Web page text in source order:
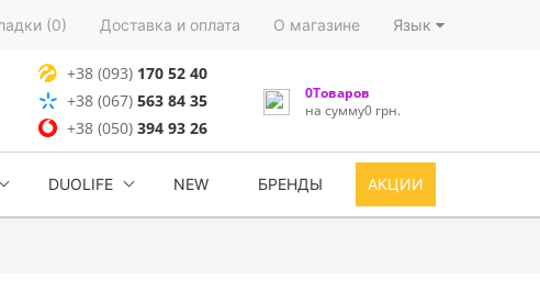
(0) Доставка и оплата О магазине Язык
+38 (093) 170 52 40
+38 (067) 563 84 35
+38 (050)394 93 26
0Товаров
на сумму0 грн.
DUOLIFE NEW БРЕНДЫ АКЦИИ